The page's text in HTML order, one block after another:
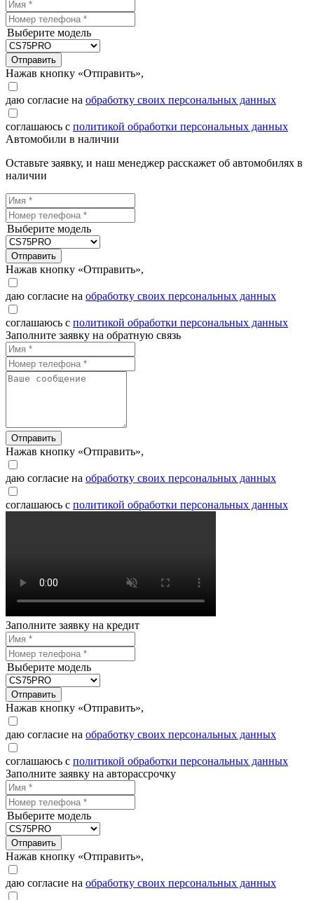
Выберите модель
Отправить
Нажав кнопку «Отправить»,
даю согласие на обработку своих персональных данных
соглашаюсь с политикой обработки персональных данных
Автомобили в наличии
Оставьте заявку, и наш менеджер расскажет об автомобилях в
наличии
Выберите модель
Отправить
Нажав кнопку «Отправить»,
даю согласие на обработку своих персональных данных
соглашаюсь с политикой обработки персональных данных
Заполните заявку на обратную связь
Отправить
Нажав кнопку «Отправить»,
даю согласие на обработку своих персональных данных
соглашаюсь с политикой обработки персональных данных
Заполните заявку на кредит
Выберите модель
Отправить
Нажав кнопку «Отправить»,
даю согласие на обработку своих персональных данных
соглашаюсь с политикой обработки персональных данных
Заполните заявку на авторассрочку
Выберите модель
Отправить
Нажав кнопку «Отправить»,
даю согласие на обработку своих персональных данных